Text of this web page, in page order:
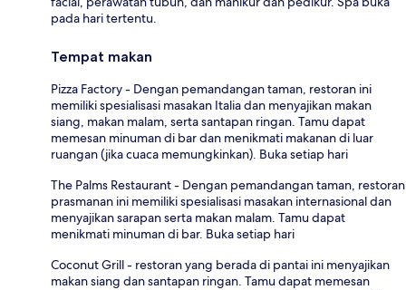
pada hari tertentu.
Tempat makan
Pizza Factory - Dengan pemandangan taman, restoran ini
memiliki spesialisasi masakan Italia dan menyajikan makan
siang, makan malam, serta santapan ringan. Tamu dapat
memesan minuman di bar dan menikmati makanan di luar
ruangan (jika cuaca memungkinkan). Buka setiap hari
The Palms Restaurant - Dengan pemandangan taman, restoran
prasmanan ini memiliki spesialisasi masakan internasional dan
menyajikan sarapan serta makan malam. Tamu dapat
menikmati minuman di bar. Buka setiap hari
Coconut Grill - restoran yang berada di pantai ini menyajikan
makan siang dan santapan ringan. Tamu dapat memesan